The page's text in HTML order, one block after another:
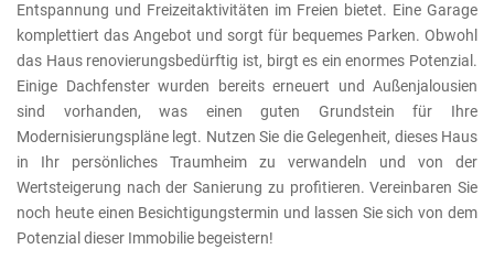
Entspannung und Freizeitaktivitäten im Freien bietet. Eine Garage
komplettiert das Angebot und sorgt für bequemes Parken. Obwohl
das Haus renovierungsbedürftig ist, birgt es ein enormes Potenzial.
Einige Dachfenster wurden bereits erneuert und Außenjalousien
sind vorhanden, was einen guten Grundstein für Ihre
Modernisierungspläne legt. Nutzen Sie die Gelegenheit, dieses Haus
in Ihr persönliches Traumheim zu verwandeln und von der
Wertsteigerung nach der Sanierung zu profitieren. Vereinbaren Sie
noch heute einen Besichtigungstermin und lassen Sie sich von dem
Potenzial dieser Immobilie begeistern!